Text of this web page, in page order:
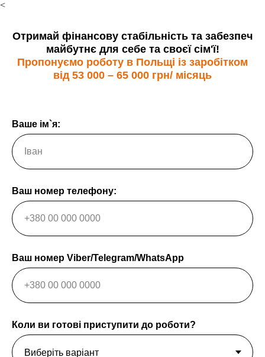
<
Отримай фінансову стабільність та забезпеч
майбутнє для себе та своєї сім'ї!
Пропонуємо роботу в Польщі із заробітком
від 53 000 – 65 000 грн/ місяць
Ваше ім`я:
Ваш номер телефону:
Ваш номер Viber/Telegram/WhatsApp
Коли ви готові приступити до роботи?